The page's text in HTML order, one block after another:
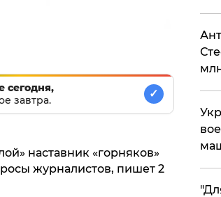
сегодня,
завтра.
✓
наставник «горняков»
журналистов, пишет 2